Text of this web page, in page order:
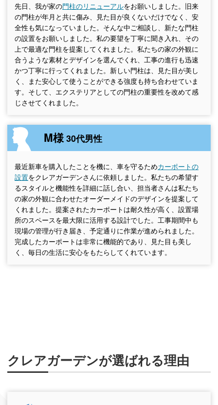
先日、我が家の門柱のリニューアルをお願いしました。旧来
の門柱が年月と共に傷み、見た目が良くないだけでなく、安
全性も気になっていました。そんな中ご相談し、新たな門柱
の設置をお願いしました。私の要望を丁寧に聞き入れ、その
上で最適な門柱を提案してくれました。私たちの家の外観に
合うような素材とデザインを選んでくれ、工事の進行も迅速
かつ丁寧に行ってくれました。新しい門柱は、見た目が美し
く、また安心して使うことができる強度も持ち合わせていま
す。そして、エクステリアとしての門柱の重要性を改めて感
じさせてくれました。
M様30代男性
最近新車を購入したことを機に、車を守るためカーポートの
設置をクレアガーデンさんに依頼しました。私たちの希望す
るスタイルと機能性を詳細に話し合い、担当者さんは私たち
の家の外観に合わせたオーダーメイドのデザインを提案して
くれました。提案されたカーポートは耐久性が高く、設置場
所のスペースを最大限に活用する設計でした。工事期間中も
現場の管理が行き届き、予定通りに作業が進められました。
完成したカーポートは非常に機能的であり、見た目も美し
く、毎日の生活に安心をもたらしてくれています。
クレアガーデンが選ばれる理由